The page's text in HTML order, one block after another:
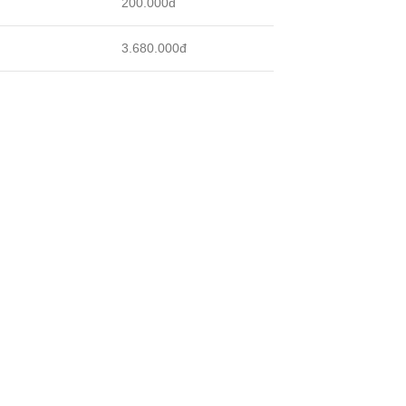
200.000đ
3.680.000đ